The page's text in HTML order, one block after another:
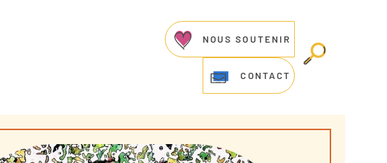
NOUS SOUTENIR
CONTACT